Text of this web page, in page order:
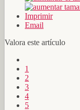
Imprimir
Email
Valora este artículo
1
2
3
4
5